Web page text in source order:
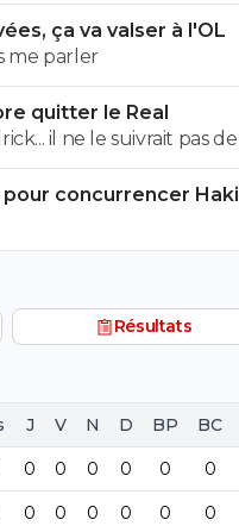
ça va valser à l'OL
me parler
quitter le Real
il ne le suivrait pas
pour concurrencer
Résultats
J V N D BP BC
0 0 0 0 0 0
0 0 0 0 0 0